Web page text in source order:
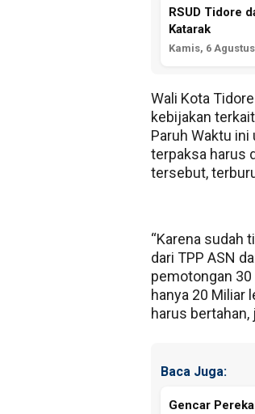
RSUD Tidore
Katarak
Kamis, 6
Wali Kota
kebijakan
Paruh Waktu
terpaksa harus
tersebut,
“Karena sudah
dari TPP ASN
pemotongan
hanya 20 Miliar
harus bertahan,
Baca Juga:
Gencar